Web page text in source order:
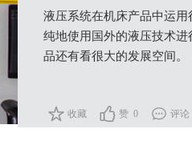
液压系统在机床产品中运
纯地使用国外的液压技术
品还有看很大的发展空间。
收藏 赞 0 评